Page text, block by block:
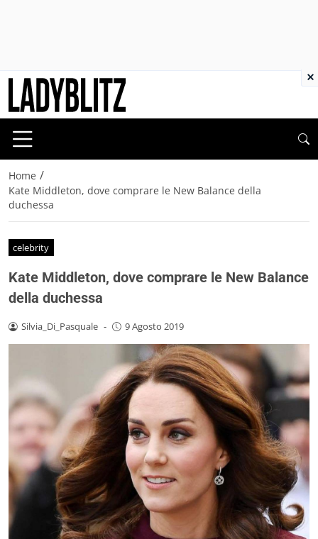
Home /
Kate Middleton, dove comprare le New Balance della
duchessa
celebrity
Kate Middleton, dove comprare le New Balance
della duchessa
Silvia_Di_Pasquale - 9 Agosto 2019
×